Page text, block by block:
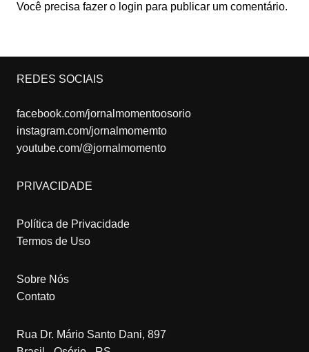
Você precisa fazer o login para publicar um comentário.
REDES SOCIAIS
facebook.com/jornalmomentoosorio
instagram.com/jornalmomemto
youtube.com/@jornalmomento
PRIVACIDADE
Política de Privacidade
Termos de Uso
Sobre Nós
Contato
Rua Dr. Mário Santo Dani, 897